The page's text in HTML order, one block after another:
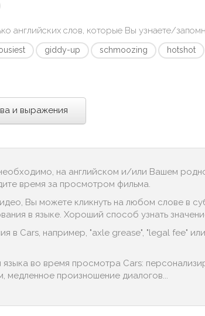
английских слов, которые Вы узнаете/
giddy-up schmoozing hotshot
и выражения
на английском и/или Вашем
время за просмотром фильма.
Вы можете кликнуть на любом слове в
в языке. Хороший способ узнать
в Cars, например, "axle grease", "legal fee"
во время просмотра Cars:
медленное произношение диалогов...